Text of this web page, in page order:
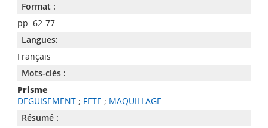
Format :
pp. 62-77
Langues:
Français
Mots-clés :
Prisme
DEGUISEMENT; FETE ; MAQUILLAGE
Résumé :